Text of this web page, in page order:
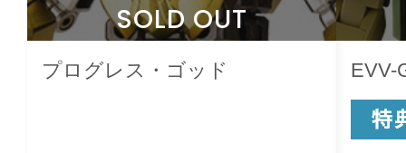
SOLD OUT
プログレス・ゴッド EVV-